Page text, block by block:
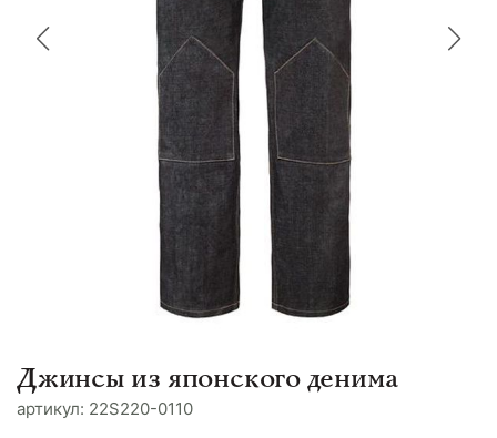
Джинсы из японского денима
aртикул: 22S220-0110